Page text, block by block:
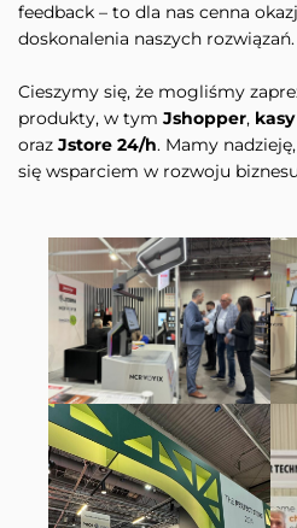
feedback – to dla nas cenna
doskonalenia naszych rozwiązań.
Cieszymy się, że mogliśmy
produkty, w tym Jshopper,
oraz Jstore 24/h. Mamy
się wsparciem w rozwoju